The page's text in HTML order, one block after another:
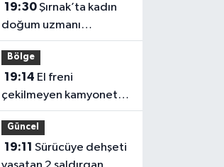
19:30Şırnak’ta kadın
doğum uzmanı
yetersizliği Meclis
gündeminde
Bölge
19:14
çekilmeyen kamyonet
çaya uçtu
Güncel
19:11